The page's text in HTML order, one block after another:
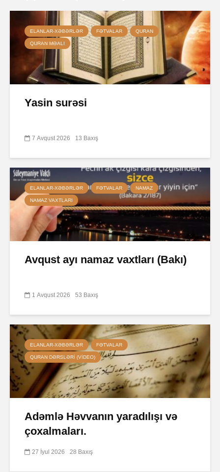
ELANLAR-XƏBƏRLƏR FƏTVALAR QURAN
QURAN MƏALI
Yasin surəsi
7 Avqust 2026 13 Baxış
ELANLAR-XƏBƏRLƏR FƏTVALAR NAMAZ
NAMAZ VAXTLARI
Avqust ayı namaz vaxtları (Bakı)
1 Avqust 2026 53 Baxış
ELANLAR-XƏBƏRLƏR FƏTVALAR
QURAN DƏRSLƏRI (VIDEO)
Adəmlə Həvvanın yaradılışı və
çoxalmaları.
27 İyul 2026 28 Baxış